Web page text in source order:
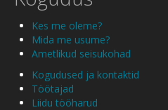
Kes me oleme?
Mida me usume?
Ametlikud seisukohad
Kogudused ja kontaktid
Töötajad
Liidu tööharud